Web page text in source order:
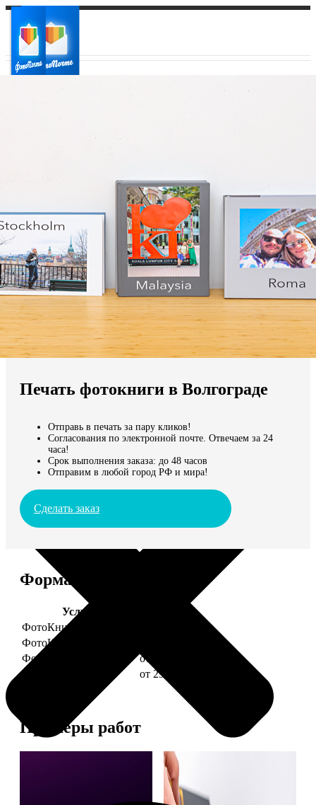
Мы доставляем по всему миру
Продолжить без города
Печать фотокниги в Волгограде
Отправь в печать за пару кликов!
Согласования по электронной почте. Отвечаем за 24
часа!
Срок выполнения заказа: до 48 часов
Отправим в любой город РФ и мира!
Сделать заказ
Форматы и цены
Услуга
ФотоКниги "Премиум"
ФотоКниги "Слим"
ФотоКниги "Лайт"
от 2990
ФотоКниги "Софт"
от 2990
Примеры работ